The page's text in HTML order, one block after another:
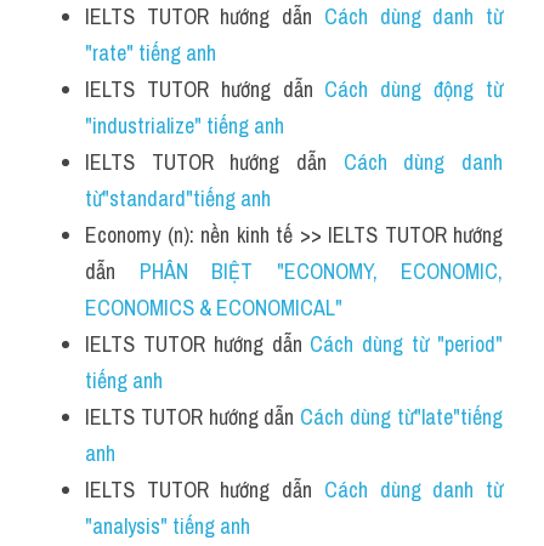
IELTS TUTOR hướng dẫn Cách dùng danh từ
"rate" tiếng anh
IELTS TUTOR hướng dẫn Cách dùng động từ
"industrialize" tiếng anh
IELTS TUTOR hướng dẫn Cách dùng danh
từ"standard"tiếng anh
Economy (n): nền kinh tế >> IELTS TUTOR hướng
dẫn PHÂN BIỆT "ECONOMY, ECONOMIC,
ECONOMICS & ECONOMICAL"
IELTS TUTOR hướng dẫn Cách dùng từ "period"
tiếng anh
IELTS TUTOR hướng dẫn Cách dùng từ"late"tiếng
anh
IELTS TUTOR hướng dẫn Cách dùng danh từ
"analysis" tiếng anh